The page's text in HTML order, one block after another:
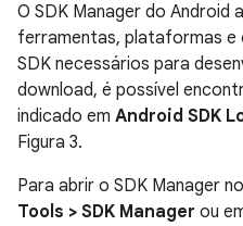
O SDK Manager do Android
ferramentas, plataformas
SDK necessários para
download, é possível
indicado em Android SDK
Figura 3.
Para abrir o SDK Manager
Tools > SDK Manager ou